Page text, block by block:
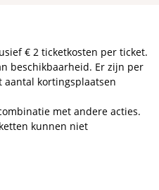
€ 2 ticketkosten per ticket.
beschikbaarheid. Er zijn per
aantal kortingsplaatsen
met andere acties.
kunnen niet